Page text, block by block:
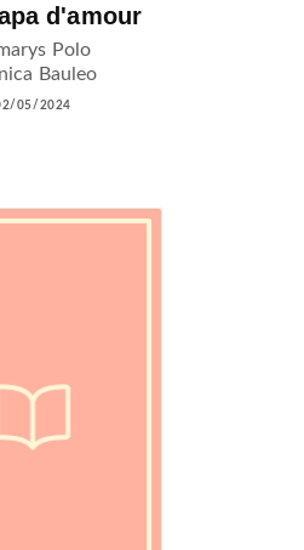
d'amour
Polo
Bauleo
05/2024